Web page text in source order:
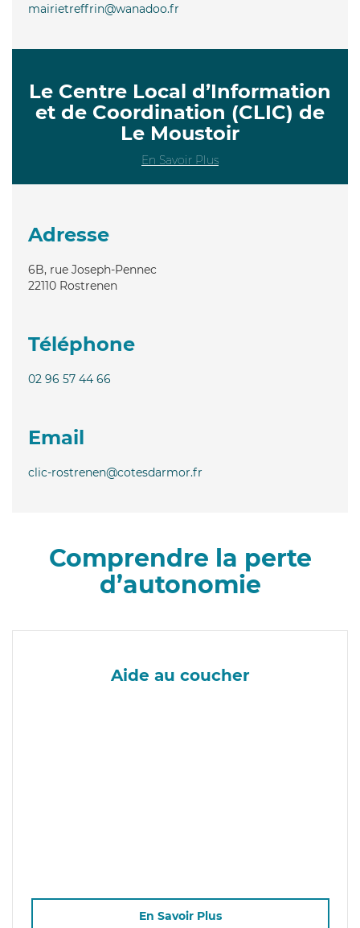
mairietreffrin@wanadoo.fr
Le Centre Local d’Information
et de Coordination (CLIC) de
Le Moustoir
En Savoir Plus
Adresse
6B, rue Joseph-Pennec
22110 Rostrenen
Téléphone
02 96 57 44 66
Email
clic-rostrenen@cotesdarmor.fr
Comprendre la perte
d’autonomie
Aide au coucher
En Savoir Plus